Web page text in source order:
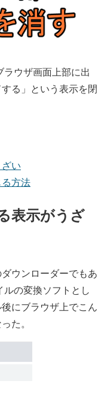
ラウザ画面上部に出
る」という表示を閉
い
方法
表示がうざ
ウンローダーでもあ
ルの変換ソフトとし
にブラウザ上でこん
た。